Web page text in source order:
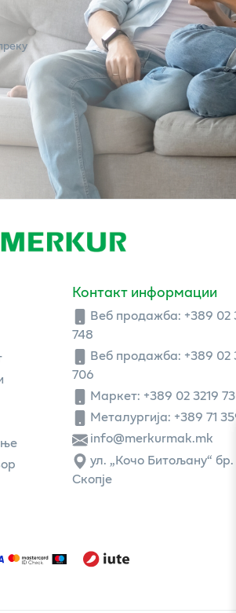
Контакт информации
Веб продажба: +389 02
748
Веб продажба: +389 02
706
Маркет: +389 02 3219
Металургија: +389 71
info@merkurmak.mk
ул. „Кочо Битољану“ бр.
Скопје